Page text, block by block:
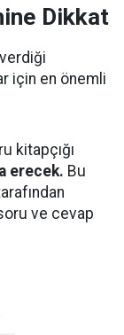
Dikkat
için en önemli
kitapçığı
erecek. Bu
ve cevap